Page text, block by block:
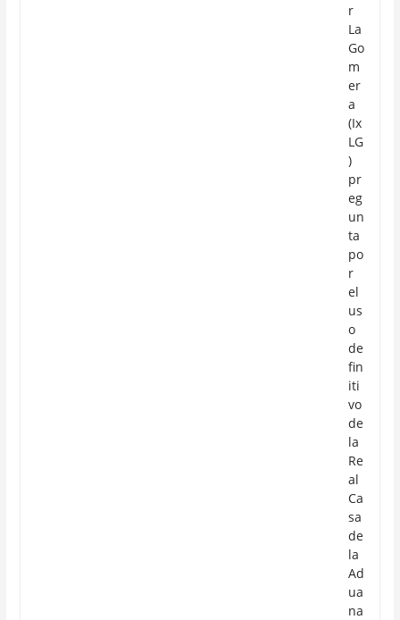
r
La
Go
m
er
a
(Ix
LG
)
pr
eg
un
ta
po
r
el
us
o
de
fin
iti
vo
de
la
Re
al
Ca
sa
de
la
Ad
ua
na